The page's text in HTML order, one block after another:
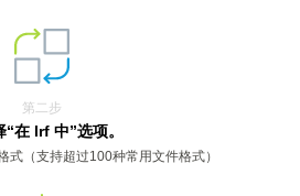
第二步
“在 lrf 中”选项。
式（支持超过100种常用文件格式）